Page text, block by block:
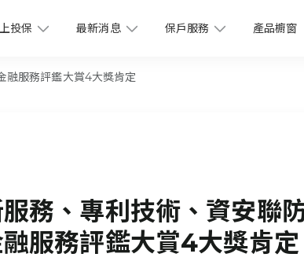
投保 最新消息 保戶服務 產品櫥窗
融服務評鑑大賞4大獎肯定
務、專利技術、資安聯
服務評鑑大賞4大獎肯定